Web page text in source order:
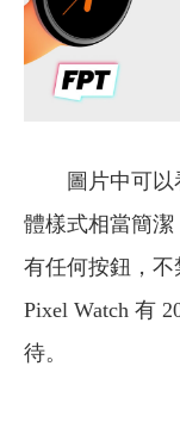
圖片中可
體樣式相當簡
有任何按鈕，
Pixel Watch 有
待。